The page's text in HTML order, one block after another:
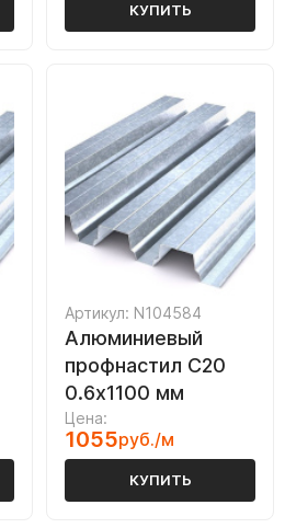
КУПИТЬ
Артикул: N104584
Алюминиевый
профнастил С20
0.6х1100 мм
Цена:
1055руб./м
КУПИТЬ